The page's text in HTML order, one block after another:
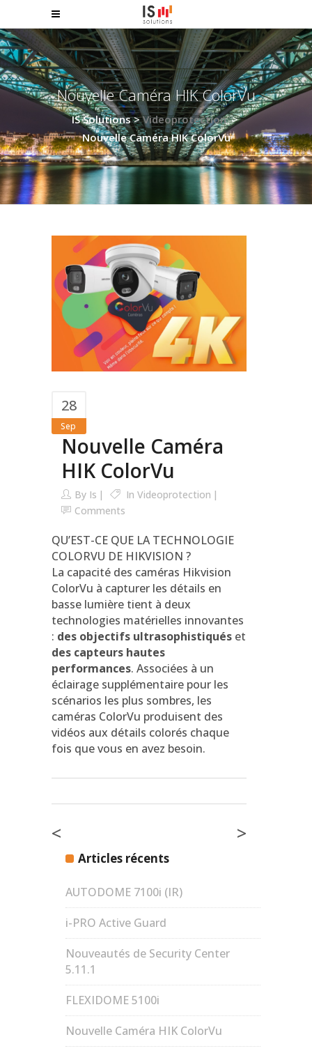
Nouvelle Caméra HIK ColorVu
IS Solutions>Videoprotection >
Nouvelle Caméra HIK ColorVu
28
Sep
Nouvelle Caméra
HIK ColorVu
By Is In Videoprotection
Comments
QU’EST-CE QUE LA TECHNOLOGIE
COLORVU DE HIKVISION ?
La capacité des caméras Hikvision
ColorVu à capturer les détails en
basse lumière tient à deux
technologies matérielles innovantes
: des objectifs ultrasophistiqués et
des capteurs hautes
performances. Associées à un
éclairage supplémentaire pour les
scénarios les plus sombres, les
caméras ColorVu produisent des
vidéos aux détails colorés chaque
fois que vous en avez besoin.
< >
Articles récents
AUTODOME 7100i (IR)
i-PRO Active Guard
Nouveautés de Security Center
5.11.1
FLEXIDOME 5100i
Nouvelle Caméra HIK ColorVu